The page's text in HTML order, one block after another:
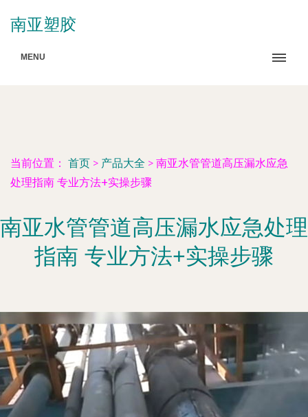
南亚塑胶
MENU
当前位置： 首页 > 产品大全 > 南亚水管管道高压漏水应急
处理指南 专业方法+实操步骤
南亚水管管道高压漏水应急处理
指南 专业方法+实操步骤